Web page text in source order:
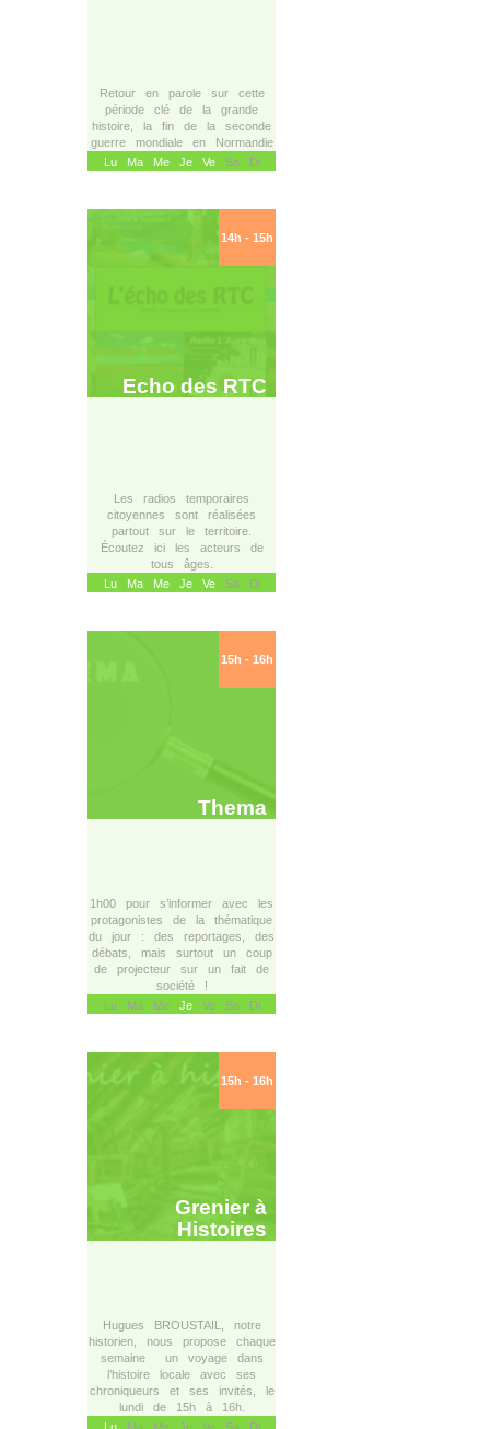
Retour en parole sur cette
période clé de la grande
histoire, la fin de la seconde
guerre mondiale en Normandie
Lu
Ma Me Je VeSa Di
14h - 15h
Echo des RTC
Les radios temporaires
citoyennes sont réalisées
partout sur le territoire.
Écoutez ici les acteurs de
tous âges.
Lu
Ma Me Je VeSa Di
15h - 16h
Thema
1h00 pour s’informer avec les
protagonistes de la thématique
du jour : des reportages, des
débats, mais surtout un coup
de projecteur sur un fait de
société !
Lu Ma Me JeVe Sa Di
15h - 16h
Grenier à
Histoires
Hugues BROUSTAIL, notre
historien, nous propose chaque
semaine un voyage dans
l’histoire locale avec ses
chroniqueurs et ses invités, le
lundi de 15h à 16h.